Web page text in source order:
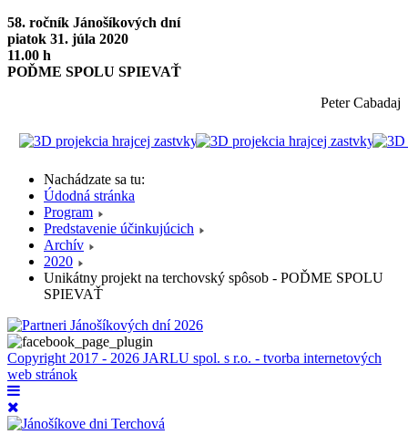
58. ročník Jánošíkových dní
piatok 31. júla 2020
11.00 h
POĎME SPOLU SPIEVAŤ
Peter Cabadaj
Nachádzate sa tu:
Údodná stránka
Program
Predstavenie účinkujúcich
Archív
2020
Unikátny projekt na terchovský spôsob - POĎME SPOLU
SPIEVAŤ
Copyright 2017 - 2026 JARLU spol. s r.o. - tvorba internetových
web stránok